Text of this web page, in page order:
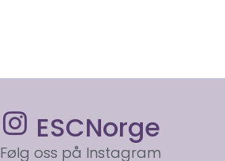
ESCNorge
Følg oss på Instagram